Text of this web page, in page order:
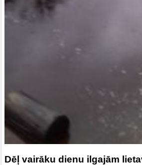
Dēļ vairāku dienu ilgajām